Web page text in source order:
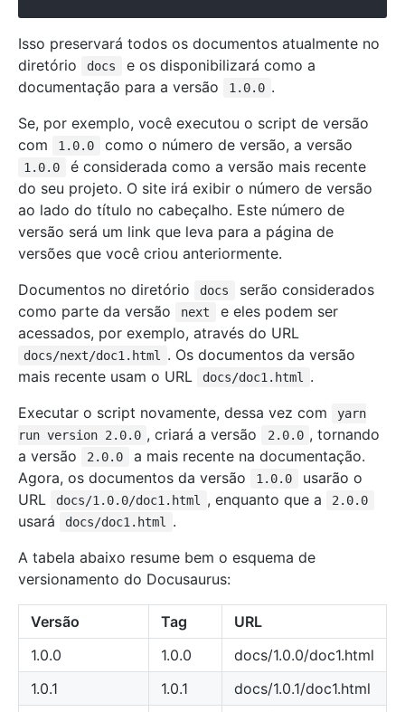
Isso preservará todos os documentos atualmente no
diretório
docs
e os disponibilizará como a
documentação para a versão
1.0.0 .
Se, por exemplo, você executou o script de versão
com
1.0.0 como o número de versão, a versão
1.0.0
é considerada como a versão mais recente
do seu projeto. O site irá exibir o número de versão
ao lado do título no cabeçalho. Este número de
versão será um link que leva para a página de
versões que você criou anteriormente.
Documentos no diretório
docs
serão considerados
como parte da versão
next
e eles podem ser
acessados, por exemplo, através do URL
docs/next/doc1.html
. Os documentos da versão
mais recente usam o URL
docs/doc1.html
.
Executar o script novamente, dessa vez com
yarn
run version 2.0.0 , criará a versão 2.0.0 , tornando
a versão
2.0.0
a mais recente na documentação.
Agora, os documentos da versão
1.0.0
usarão o
URL
docs/1.0.0/doc1.html , enquanto que a 2.0.0
usará docs/doc1.html
.
A tabela abaixo resume bem o esquema de
versionamento do Docusaurus:
Versão Tag
URL
1.0.0
1.0.0
docs/1.0.0/doc1.html
1.0.1
1.0.1
docs/1.0.1/doc1.html